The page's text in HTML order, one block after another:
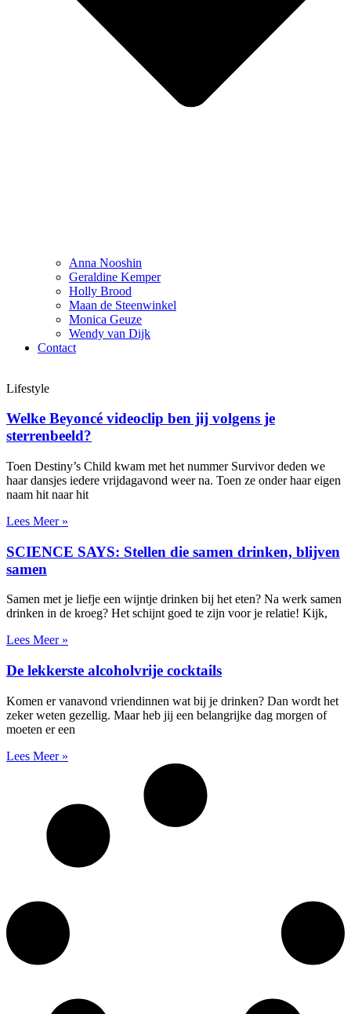
Anna Nooshin
Geraldine Kemper
Holly Brood
Maan de Steenwinkel
Monica Geuze
Wendy van Dijk
Contact
Lifestyle
Welke Beyoncé videoclip ben jij volgens je
sterrenbeeld?
Toen Destiny’s Child kwam met het nummer Survivor deden we
haar dansjes iedere vrijdagavond weer na. Toen ze onder haar eigen
naam hit naar hit
Lees Meer »
SCIENCE SAYS: Stellen die samen drinken, blijven
samen
Samen met je liefje een wijntje drinken bij het eten? Na werk samen
drinken in de kroeg? Het schijnt goed te zijn voor je relatie! Kijk,
Lees Meer »
De lekkerste alcoholvrije cocktails
Komen er vanavond vriendinnen wat bij je drinken? Dan wordt het
zeker weten gezellig. Maar heb jij een belangrijke dag morgen of
moeten er een
Lees Meer »